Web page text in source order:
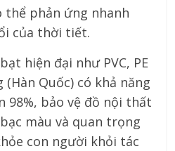
thể phản ứng nhanh
của thời tiết.
hiện đại như PVC, PE
Quốc) có khả năng
98%, bảo vệ đồ nội thất
màu và quan trọng
con người khỏi tác